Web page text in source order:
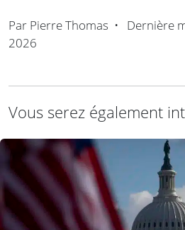
Par Pierre Thomas • Dernière
2026
Vous serez également